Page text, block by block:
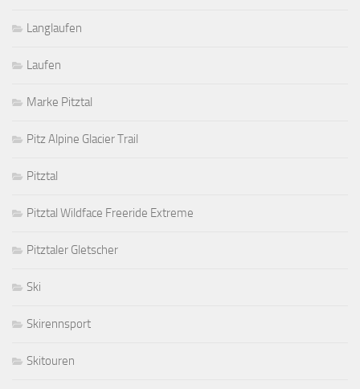
Langlaufen
Laufen
Marke Pitztal
Pitz Alpine Glacier Trail
Pitztal
Pitztal Wildface Freeride Extreme
Pitztaler Gletscher
Ski
Skirennsport
Skitouren